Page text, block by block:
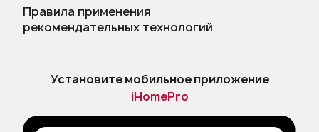
Правила применения
рекомендательных технологий
Установите мобильное приложение
iHomePro